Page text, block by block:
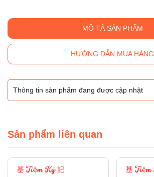
MÔ TẢ SẢN PHẨM
HƯỚNG DẪN MUA HÀNG
Thông tin sản phẩm đang được cập nhật
Sản phẩm liên quan